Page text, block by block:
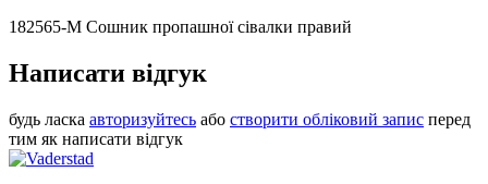
182565-M Сошник пропашної сівалки правий
Написати відгук
будь ласка авторизуйтесь або створити обліковий запис перед
тим як написати відгук